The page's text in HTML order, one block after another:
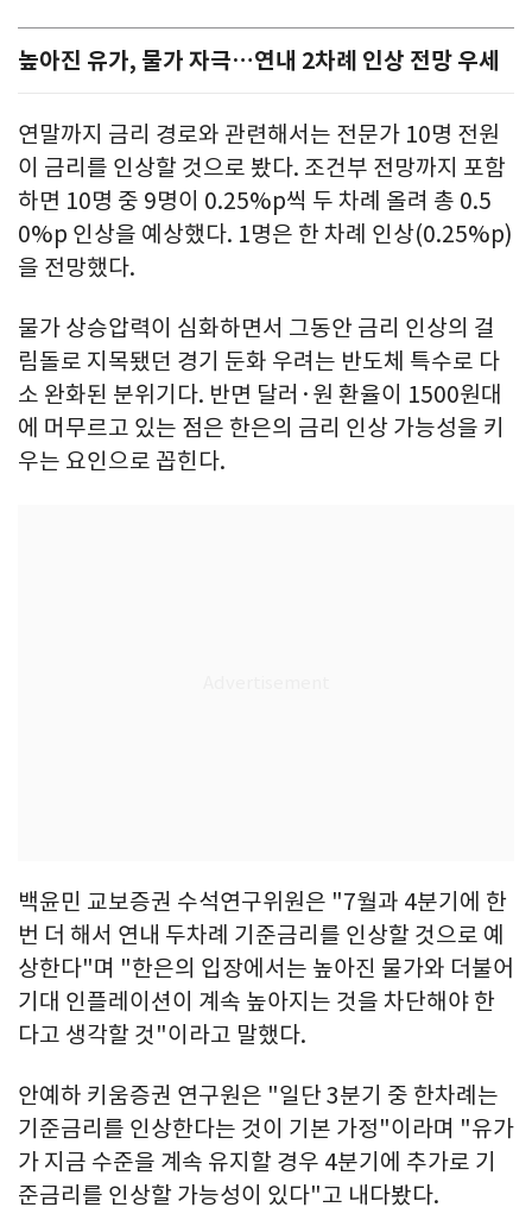
높아진 유가, 물가 자극…연내 2차례 인상 전망 우세
연말까지 금리 경로와 관련해서는 전문가 10명 전원
이 금리를 인상할 것으로 봤다. 조건부 전망까지 포함
하면 10명 중 9명이 0.25%p씩 두 차례 올려 총 0.5
0%p 인상을 예상했다. 1명은 한 차례 인상(0.25%p)
을 전망했다.
물가 상승압력이 심화하면서 그동안 금리 인상의 걸
림돌로 지목됐던 경기 둔화 우려는 반도체 특수로 다
소 완화된 분위기다. 반면 달러·원 환율이 1500원대
에 머무르고 있는 점은 한은의 금리 인상 가능성을 키
우는 요인으로 꼽힌다.
백윤민 교보증권 수석연구위원은 "7월과 4분기에 한
번 더 해서 연내 두차례 기준금리를 인상할 것으로 예
상한다"며 "한은의 입장에서는 높아진 물가와 더불어
기대 인플레이션이 계속 높아지는 것을 차단해야 한
다고 생각할 것"이라고 말했다.
안예하 키움증권 연구원은 "일단 3분기 중 한차례는
기준금리를 인상한다는 것이 기본 가정"이라며 "유가
가 지금 수준을 계속 유지할 경우 4분기에 추가로 기
준금리를 인상할 가능성이 있다"고 내다봤다.